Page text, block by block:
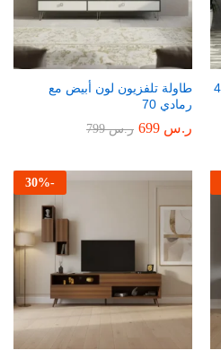
طاولة تلفزيون لون أبيض مع
رمادي 70
ر.س ر.س799
-
30%